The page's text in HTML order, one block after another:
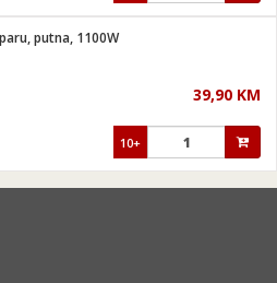
putna, 1100W
39,90 KM
10+